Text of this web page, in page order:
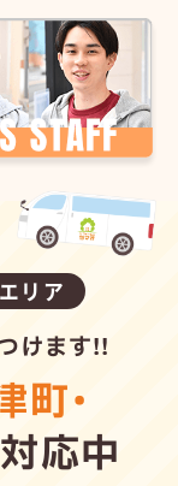
リア
けます!!
町・
応中